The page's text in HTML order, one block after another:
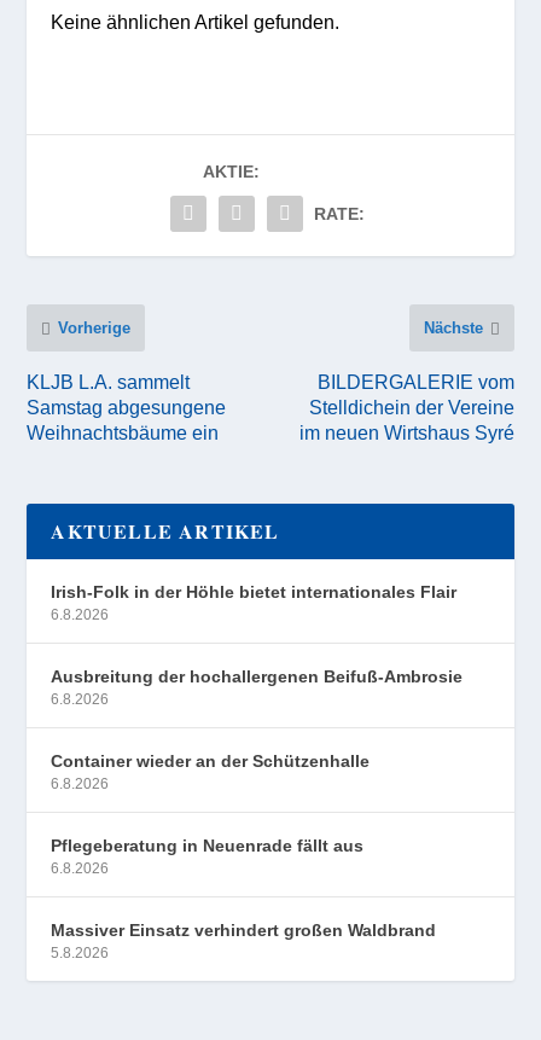
Keine ähnlichen Artikel gefunden.
AKTIE:
RATE:
Vorherige
KLJB L.A. sammelt
Samstag abgesungene
Weihnachtsbäume ein
Nächste
BILDERGALERIE vom
Stelldichein der Vereine
im neuen Wirtshaus Syré
AKTUELLE ARTIKEL
Irish-Folk in der Höhle bietet internationales Flair
6.8.2026
Ausbreitung der hochallergenen Beifuß-Ambrosie
6.8.2026
Container wieder an der Schützenhalle
6.8.2026
Pflegeberatung in Neuenrade fällt aus
6.8.2026
Massiver Einsatz verhindert großen Waldbrand
5.8.2026